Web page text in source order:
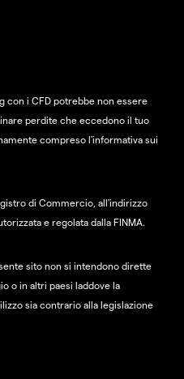
con i CFD potrebbe non essere
perdite che eccedono il tuo
compreso l'informativa sui
di Commercio, all'indirizzo
e regolata dalla FINMA.
sito non si intendono dirette
o in altri paesi laddove la
sia contrario alla legislazione